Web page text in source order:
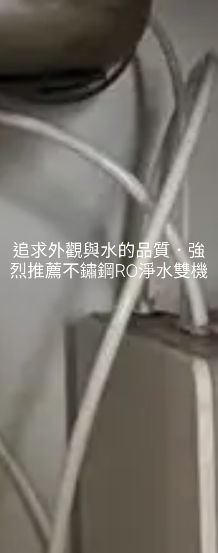
追求外觀與水的品質．強
烈推薦不鏽鋼RO淨水雙機